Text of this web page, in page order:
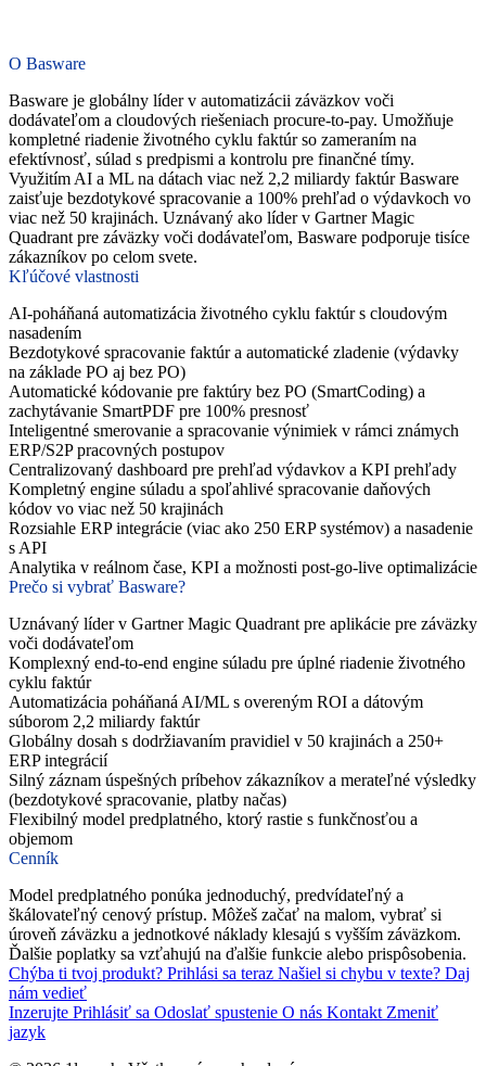
O Basware
Basware je globálny líder v automatizácii záväzkov voči
dodávateľom a cloudových riešeniach procure-to-pay. Umožňuje
kompletné riadenie životného cyklu faktúr so zameraním na
efektívnosť, súlad s predpismi a kontrolu pre finančné tímy.
Využitím AI a ML na dátach viac než 2,2 miliardy faktúr Basware
zaisťuje bezdotykové spracovanie a 100% prehľad o výdavkoch vo
viac než 50 krajinách. Uznávaný ako líder v Gartner Magic
Quadrant pre záväzky voči dodávateľom, Basware podporuje tisíce
zákazníkov po celom svete.
Kľúčové vlastnosti
AI-poháňaná automatizácia životného cyklu faktúr s cloudovým
nasadením
Bezdotykové spracovanie faktúr a automatické zladenie (výdavky
na základe PO aj bez PO)
Automatické kódovanie pre faktúry bez PO (SmartCoding) a
zachytávanie SmartPDF pre 100% presnosť
Inteligentné smerovanie a spracovanie výnimiek v rámci známych
ERP/S2P pracovných postupov
Centralizovaný dashboard pre prehľad výdavkov a KPI prehľady
Kompletný engine súladu a spoľahlivé spracovanie daňových
kódov vo viac než 50 krajinách
Rozsiahle ERP integrácie (viac ako 250 ERP systémov) a nasadenie
s API
Analytika v reálnom čase, KPI a možnosti post-go-live optimalizácie
Prečo si vybrať Basware?
Uznávaný líder v Gartner Magic Quadrant pre aplikácie pre záväzky
voči dodávateľom
Komplexný end-to-end engine súladu pre úplné riadenie životného
cyklu faktúr
Automatizácia poháňaná AI/ML s overeným ROI a dátovým
súborom 2,2 miliardy faktúr
Globálny dosah s dodržiavaním pravidiel v 50 krajinách a 250+
ERP integrácií
Silný záznam úspešných príbehov zákazníkov a merateľné výsledky
(bezdotykové spracovanie, platby načas)
Flexibilný model predplatného, ktorý rastie s funkčnosťou a
objemom
Cenník
Model predplatného ponúka jednoduchý, predvídateľný a
škálovateľný cenový prístup. Môžeš začať na malom, vybrať si
úroveň záväzku a jednotkové náklady klesajú s vyšším záväzkom.
Ďalšie poplatky sa vzťahujú na ďalšie funkcie alebo prispôsobenia.
Chýba ti tvoj produkt? Prihlási sa teraz Našiel si chybu v texte? Daj
nám vedieť
Inzerujte Prihlásiť sa Odoslať spustenie O nás Kontakt Zmeniť
jazyk